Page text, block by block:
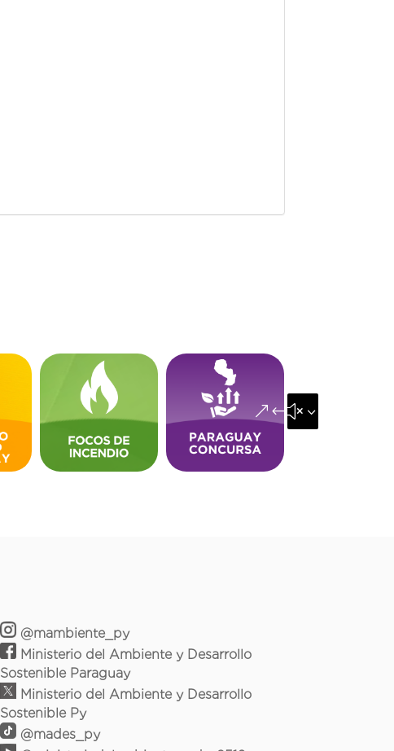
&#x35;
@mambiente_py
Ministerio del Ambiente y Desarrollo
Sostenible Paraguay
Ministerio del Ambiente y Desarrollo
Sostenible Py
@mades_py